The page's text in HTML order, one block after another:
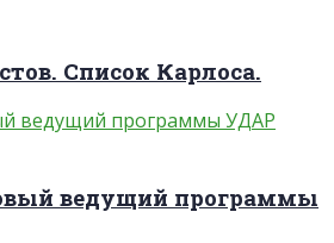
Список Карлоса.
ведущий программы